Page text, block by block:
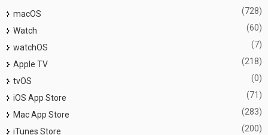
macOS (728)
Watch (60)
watchOS (7)
Apple TV (218)
tvOS (0)
iOS App Store (71)
Mac App Store (283)
iTunes Store (200)